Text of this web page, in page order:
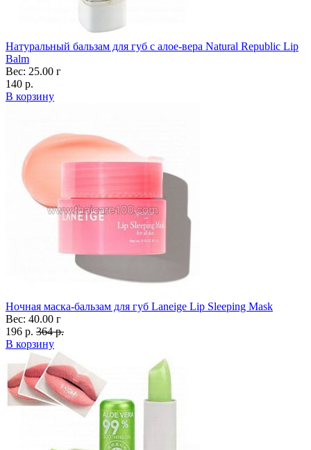
Натуральный бальзам для губ с алое-вера Natural Republic Lip
Balm
Вес: 25.00 г
140 р.
В корзину
Ночная маска-бальзам для губ Laneige Lip Sleeping Mask
Вес: 40.00 г
196 р. 364 р.
В корзину